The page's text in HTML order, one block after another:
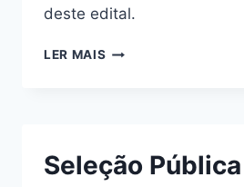
deste edital.
LER MAIS
Seleção Pública